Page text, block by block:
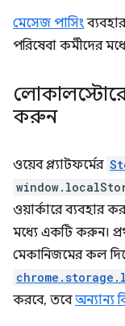
মেসেজ পাসিং
পরিষেবা কর্মীদের
করুন
ওয়েব প্ল্যাটফর্মের
ওয়ার্কারে ব্যবহার
মধ্যে একটি করুন।
মেকানিজমের কল
করবে, তবেঅন্যান্য